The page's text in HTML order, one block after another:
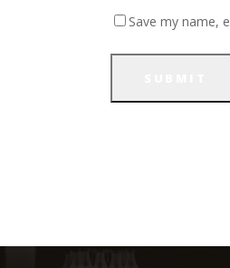
Save my name,